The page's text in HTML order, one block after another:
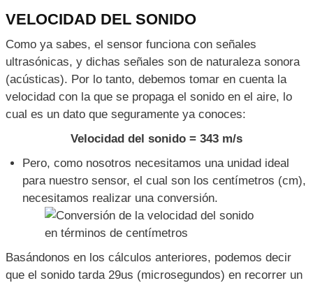
VELOCIDAD DEL SONIDO
Como ya sabes, el sensor funciona con señales
ultrasónicas, y dichas señales son de naturaleza sonora
(acústicas). Por lo tanto, debemos tomar en cuenta la
velocidad con la que se propaga el sonido en el aire, lo
cual es un dato que seguramente ya conoces:
Velocidad del sonido = 343 m/s
Pero, como nosotros necesitamos una unidad ideal
para nuestro sensor, el cual son los centímetros (cm),
necesitamos realizar una conversión.
Basándonos en los cálculos anteriores, podemos decir
que el sonido tarda 29us (microsegundos) en recorrer un